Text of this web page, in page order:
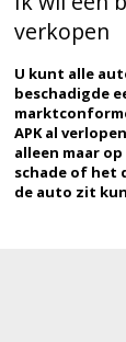
verkopen
U kunt alle
beschadigde
APK al
alleen maar
schade of het
de auto zit